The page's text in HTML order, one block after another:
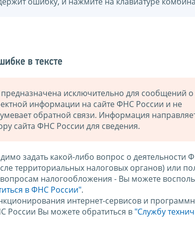
в тексте
исключительно для сообщений о
информации на сайте ФНС России и не
обратной связи. Информация
сайта ФНС России для сведения.
задать какой-либо вопрос о деятельности
территориальных налоговых органов) или
налогообложения - Вы можете
в ФНС России".
интернет-сервисов и
России Вы можете обратиться в "Службу